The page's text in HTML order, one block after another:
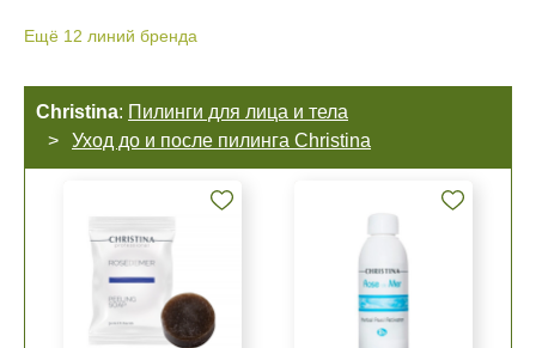
Ещё 12 линий бренда
Christina: Пилинги для лица и тела
Уход до и после пилинга Christina